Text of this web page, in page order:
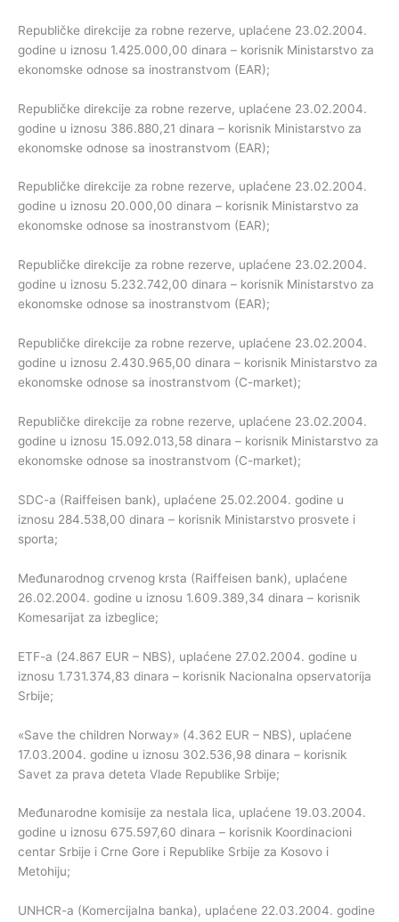
Republičke direkcije za robne rezerve, uplaćene 23.02.2004.
godine u iznosu 1.425.000,00 dinara – korisnik Ministarstvo za
ekonomske odnose sa inostranstvom (EAR);
Republičke direkcije za robne rezerve, uplaćene 23.02.2004.
godine u iznosu 386.880,21 dinara – korisnik Ministarstvo za
ekonomske odnose sa inostranstvom (EAR);
Republičke direkcije za robne rezerve, uplaćene 23.02.2004.
godine u iznosu 20.000,00 dinara – korisnik Ministarstvo za
ekonomske odnose sa inostranstvom (EAR);
Republičke direkcije za robne rezerve, uplaćene 23.02.2004.
godine u iznosu 5.232.742,00 dinara – korisnik Ministarstvo za
ekonomske odnose sa inostranstvom (EAR);
Republičke direkcije za robne rezerve, uplaćene 23.02.2004.
godine u iznosu 2.430.965,00 dinara – korisnik Ministarstvo za
ekonomske odnose sa inostranstvom (C-market);
Republičke direkcije za robne rezerve, uplaćene 23.02.2004.
godine u iznosu 15.092.013,58 dinara – korisnik Ministarstvo za
ekonomske odnose sa inostranstvom (C-market);
SDC-a (Raiffeisen bank), uplaćene 25.02.2004. godine u
iznosu 284.538,00 dinara – korisnik Ministarstvo prosvete i
sporta;
Međunarodnog crvenog krsta (Raiffeisen bank), uplaćene
26.02.2004. godine u iznosu 1.609.389,34 dinara – korisnik
Komesarijat za izbeglice;
ETF-a (24.867 EUR – NBS), uplaćene 27.02.2004. godine u
iznosu 1.731.374,83 dinara – korisnik Nacionalna opservatorija
Srbije;
«Save the children Norway» (4.362 EUR – NBS), uplaćene
17.03.2004. godine u iznosu 302.536,98 dinara – korisnik
Savet za prava deteta Vlade Republike Srbije;
Međunarodne komisije za nestala lica, uplaćene 19.03.2004.
godine u iznosu 675.597,60 dinara – korisnik Koordinacioni
centar Srbije i Crne Gore i Republike Srbije za Kosovo i
Metohiju;
UNHCR-a (Komercijalna banka), uplaćene 22.03.2004. godine